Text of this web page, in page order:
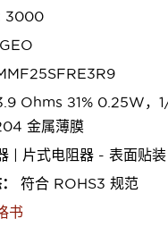
3000
Ohms ±1% 0.25W，
金属薄膜
| 片式电阻器 - 表面贴装
符合 ROHS3 规范
书